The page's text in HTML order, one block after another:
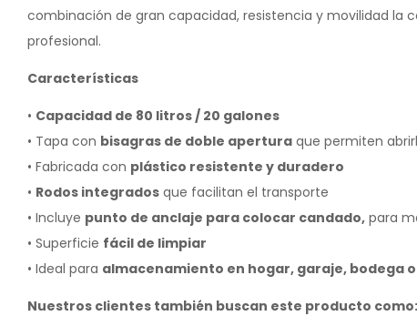
combinación de gran capacidad, resistencia y movilidad
profesional.
Características
• Capacidad de 80 litros / 20 galones
• Tapa con bisagras de doble apertura que permiten
• Fabricada con plástico resistente y duradero
• Rodos integrados que facilitan el transporte
• Incluye punto de anclaje para colocar candado, para
• Superficie fácil de limpiar
• Ideal para almacenamiento en hogar, garaje, bodega
Nuestros clientes también buscan este producto como: